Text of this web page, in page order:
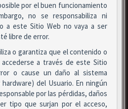
por el buen funcionamiento
no se responsabiliza ni
a este Sitio Web no vaya a ser
libre de error.
o garantiza que el contenido o
a través de este Sitio
o cause un daño al sistema
del Usuario. En ningún
por las pérdidas, daños
tipo que surjan por el acceso,